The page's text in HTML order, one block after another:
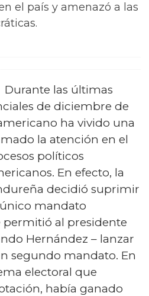
el país y amenazó a las
Durante las últimas
de diciembre de
ha vivido una
la atención en el
políticos
En efecto, la
decidió suprimir
mandato
permitió al presidente
Hernández – lanzar
segundo mandato. En
electoral que
había ganado